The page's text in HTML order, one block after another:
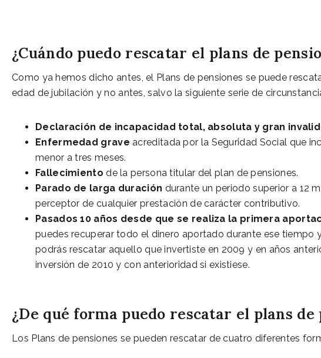
¿Cuándo puedo rescatar el plans de
Como ya hemos dicho antes, el Plans de pensiones se puede
edad de jubilación y no antes, salvo la siguiente serie de
Declaración de incapacidad total, absoluta y gran
Enfermedad grave acreditada por la Seguridad Social que
menor a tres meses.
Fallecimientode la persona titular del plan de pensiones.
Parado de larga duración durante un periodo superior a 12
perceptor de cualquier prestación de carácter contributivo.
Pasados 10 años desde que se realiza la primera
puedes recuperar todo el dinero aportado durante ese tiempo
podrás rescatar aquello que invertiste en 2009 y en años
inversión de 2010 y con anterioridad si existiese.
¿De qué forma puedo rescatar el plans de
Los Plans de pensiones se pueden rescatar de cuatro diferentes